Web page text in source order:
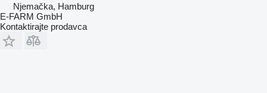
Njemačka, Hamburg
E-FARM GmbH
Kontaktirajte prodavca